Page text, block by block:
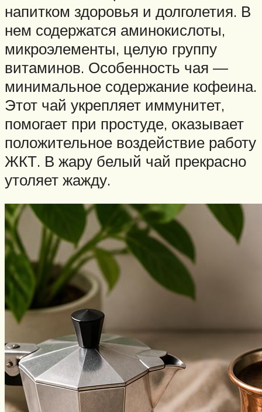
напитком здоровья и долголетия. В
нем содержатся аминокислоты,
микроэлементы, целую группу
витаминов. Особенность чая —
минимальное содержание кофеина.
Этот чай укрепляет иммунитет,
помогает при простуде, оказывает
положительное воздействие работу
ЖКТ. В жару белый чай прекрасно
утоляет жажду.